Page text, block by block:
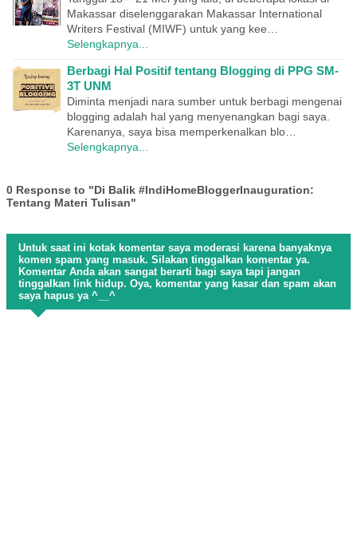
Makassar diselenggarakan Makassar International
Writers Festival (MIWF) untuk yang kee…
Selengkapnya...
Berbagi Hal Positif tentang Blogging di PPG SM-
3T UNM
Diminta menjadi nara sumber untuk berbagi mengenai
blogging adalah hal yang menyenangkan bagi saya.
Karenanya, saya bisa memperkenalkan blo…
Selengkapnya...
0 Response to "Di Balik #IndiHomeBloggerInauguration:
Tentang Materi Tulisan"
Untuk saat ini kotak komentar saya moderasi karena banyaknya
komen spam yang masuk. Silakan tinggalkan komentar ya.
Komentar Anda akan sangat berarti bagi saya tapi jangan
tinggalkan link hidup. Oya, komentar yang kasar dan spam akan
saya hapus ya ^__^